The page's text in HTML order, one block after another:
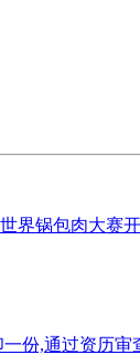
界锅包肉大赛
份,通过资历